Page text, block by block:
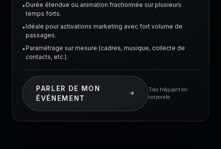
•Durée étendue ou animation fractionnée sur plusieurs
temps forts.
•Idéale pour activations marketing avec fort volume de
passages.
•Paramétrage sur mesure (cadres, musique, collecte de
contacts, etc.).
PARLER DE MON
ÉVÉNEMENT
Très fréquent en
corporate.